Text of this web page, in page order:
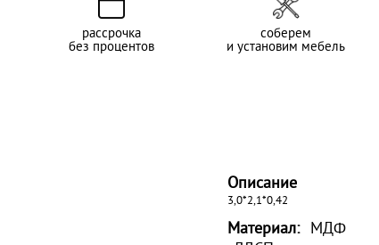
рассрочка
без процентов
соберем
и установим мебель
Описание
3,0*2,1*0,42
Материал: МДФ